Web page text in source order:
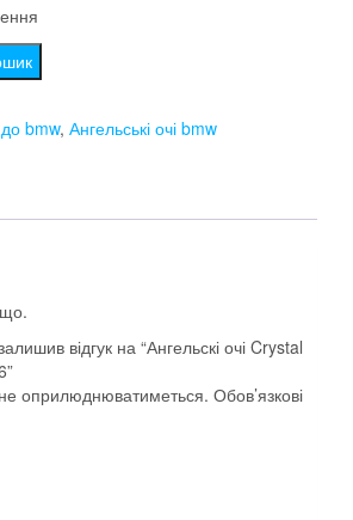
bmw, Ангельські очі bmw
що.
відгук на “Ангельскі очі Crystal
оприлюднюватиметься. Обов’язкові